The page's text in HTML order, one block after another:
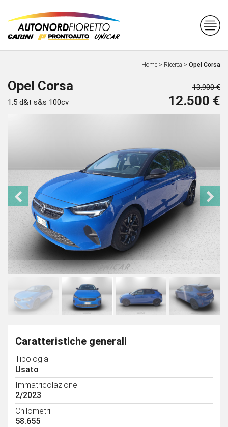
Home > Ricerca > Opel Corsa
Opel Corsa
1.5 d&t s&s 100cv
13.900 €
12.500 €
Caratteristiche generali
Tipologia
Usato
Immatricolazione
2/2023
Chilometri
58.655